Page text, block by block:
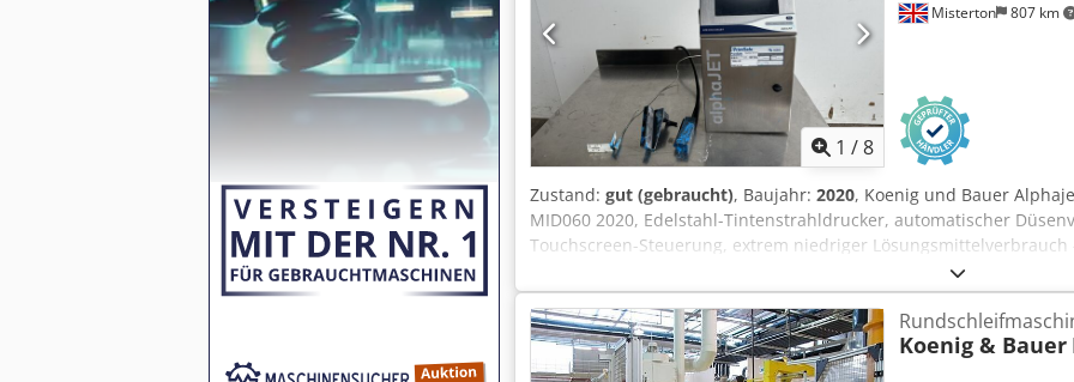
1 /8
Misterton 807 km
Zustand: gut (gebraucht), Baujahr: 2020, Koenig und Bauer
MID060 2020, Edelstahl-Tintenstrahldrucker, automatischer
Touchscreen-Steuerung, extrem niedriger Lösungsmittelverbrauch
Barcodes und 2D-Kodierungen, 1Ph Cjdpfxsuc U Uds Ahmerf
Koenig & Bauer